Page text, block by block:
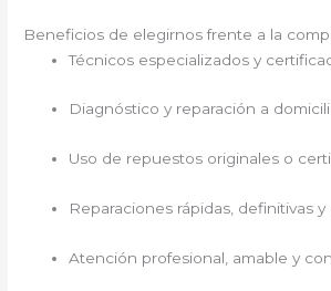
Beneficios de elegirnos frente a la
Técnicos especializados y
Diagnóstico y reparación a
Uso de repuestos originales o
Reparaciones rápidas, definitivas
Atención profesional, amable y